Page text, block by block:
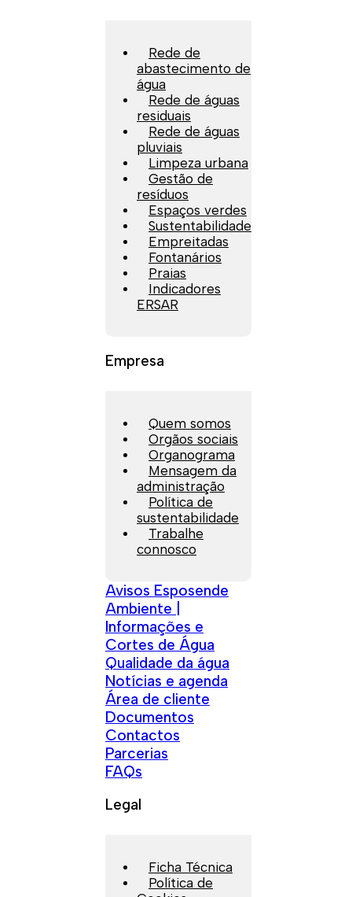
Rede de
abastecimento de
água
Rede de águas
residuais
Rede de águas
pluviais
Limpeza urbana
Gestão de
resíduos
Espaços verdes
Sustentabilidade
Empreitadas
Fontanários
Praias
Indicadores
ERSAR
Empresa
Quem somos
Orgãos sociais
Organograma
Mensagem da
administração
Política de
sustentabilidade
Trabalhe
connosco
Avisos Esposende
Ambiente |
Informações e
Cortes de Água
Qualidade da água
Notícias e agenda
Área de cliente
Documentos
Contactos
Parcerias
FAQs
Legal
Ficha Técnica
Política de